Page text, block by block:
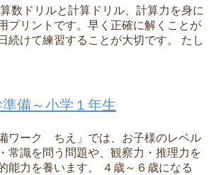
数ドリルと計算ドリル、計算力を身に
プリントです。早く正確に解くことが
続けて練習することが大切です。 たし
備～小学１年生
備ワーク ちえ」では、お子様のレベル
常識を問う問題や、観察力・推理力を
能力を養います。 ４歳～６歳になる